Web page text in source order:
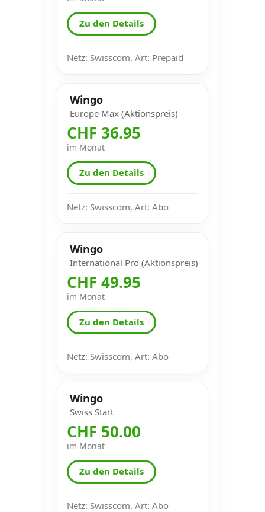
Zu den Details
Netz: Swisscom, Art: Prepaid
Wingo
Europe Max (Aktionspreis)
CHF 36.95
im Monat
Zu den Details
Netz: Swisscom, Art: Abo
Wingo
International Pro (Aktionspreis)
CHF 49.95
im Monat
Zu den Details
Netz: Swisscom, Art: Abo
Wingo
Swiss Start
CHF 50.00
im Monat
Zu den Details
Netz: Swisscom, Art: Abo